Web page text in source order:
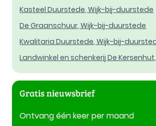
Kasteel Duurstede, Wijk-bij-duurstede
De Graanschuur, Wijk-bij-duurstede
Kwalitaria Duurstede, Wijk-bij-
Landwinkel en schenkerij De
Gratis nieuwsbrief
Ontvang één keer per maand